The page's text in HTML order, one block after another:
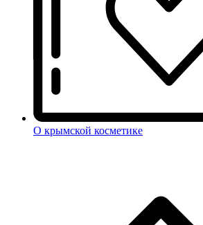
О крымской косметике